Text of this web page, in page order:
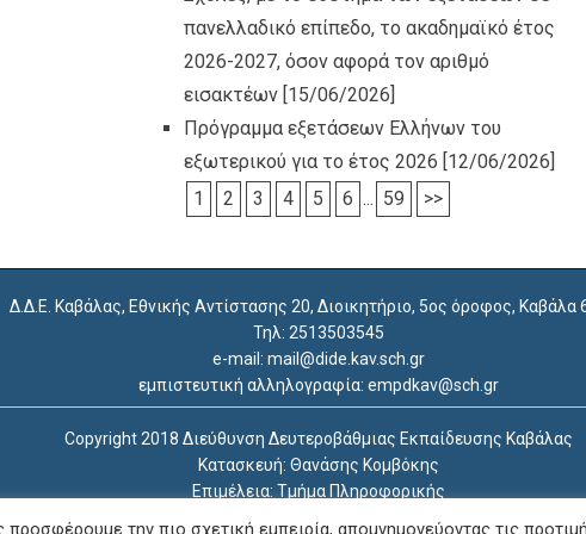
πανελλαδικό επίπεδο, το ακαδημαϊκό έτος
2026-2027, όσον αφορά τον αριθμό
εισακτέων [15/06/2026]
Πρόγραμμα εξετάσεων Ελλήνων του
εξωτερικού για το έτος 2026 [12/06/2026]
1
2 3 4 5 6 ... 59 >>
Δ.Δ.Ε. Καβάλας, Εθνικής Αντίστασης 20, Διοικητήριο, 5ος όροφος, Καβάλα
Τηλ: 2513503545
e-mail: mail@dide.kav.sch.gr
εμπιστευτική αλληλογραφία: empdkav@sch.gr
Copyright 2018 Διεύθυνση Δευτεροβάθμιας Εκπαίδευσης Καβάλας
Κατασκευή: Θανάσης Κομβόκης
Επιμέλεια: Τμήμα Πληροφορικής
Δήλωση Προσβασιμότητας
την πιο σχετική εμπειρία, απομνημονεύοντας τις